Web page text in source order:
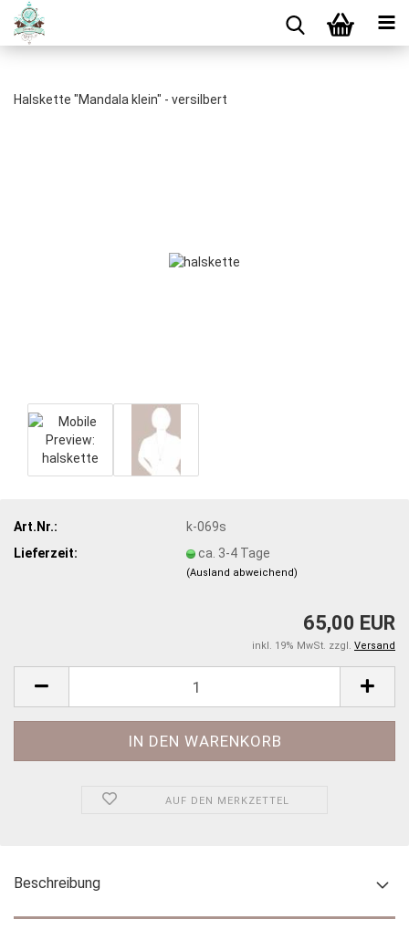
Halskette "Mandala klein" - versilbert
Art.Nr.:
k-069s
Lieferzeit:
ca. 3-4 Tage
(Ausland abweichend)
65,00 EUR
inkl. 19% MwSt. zzgl. Versand
AUF DEN MERKZETTEL
Beschreibung